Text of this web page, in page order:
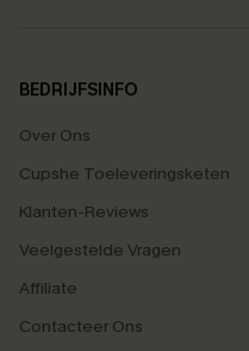
BEDRIJFSINFO
Over Ons
Cupshe Toeleveringsketen
Klanten-Reviews
Veelgestelde Vragen
Affiliate
Contacteer Ons